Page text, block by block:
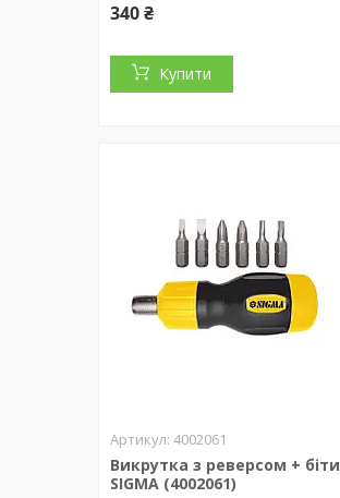
340 ₴
Купити
4002061
Викрутка з реверсом + біти
SIGMA (4002061)